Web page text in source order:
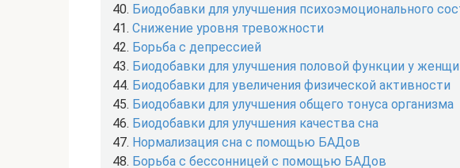
Биодобавки для улучшения психоэмоционального
Снижение уровня тревожности
Борьба с депрессией
Биодобавки для улучшения половой функции у
Биодобавки для увеличения физической активности
Биодобавки для улучшения общего тонуса организма
Биодобавки для улучшения качества сна
Нормализация сна с помощью БАДов
Борьба с бессонницей с помощью БАДов